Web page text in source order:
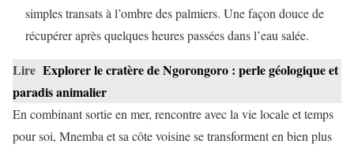
simples transats à l’ombre des palmiers. Une façon douce de
récupérer après quelques heures passées dans l’eau salée.
Lire Explorer le cratère de Ngorongoro : perle géologique et
paradis animalier
En combinant sortie en mer, rencontre avec la vie locale et temps
pour soi, Mnemba et sa côte voisine se transforment en bien plus